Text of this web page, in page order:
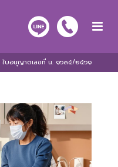
ใบอนุญาตเลขที่ น. ๑๖๓๕/๒๕๖๑